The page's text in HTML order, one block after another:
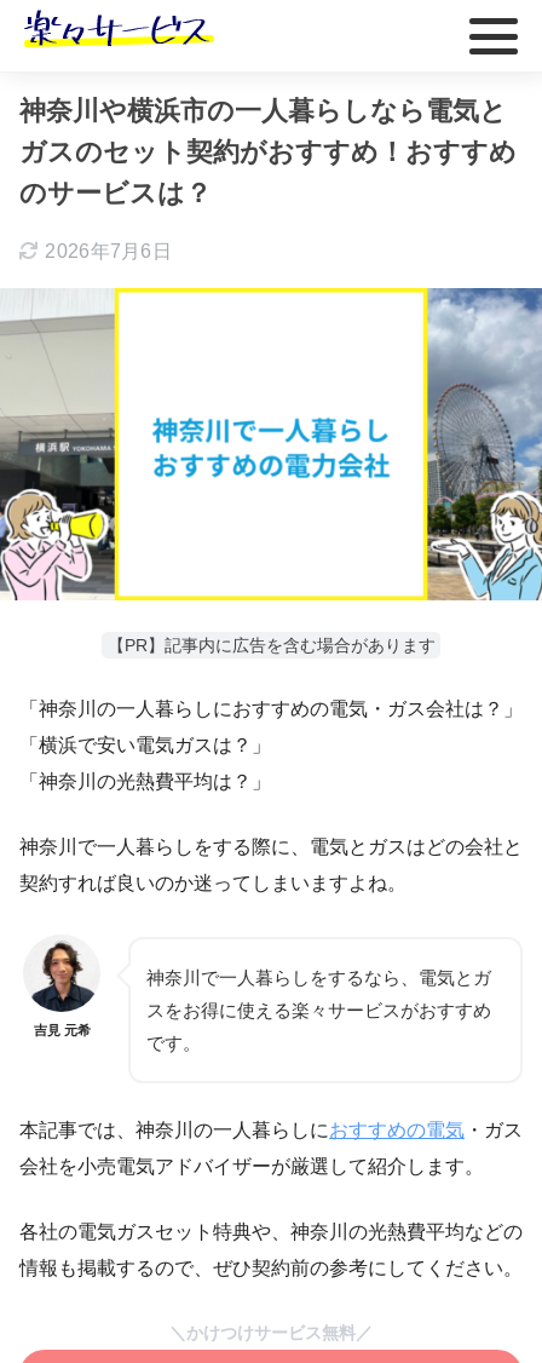
ホーム おすすめ
神奈川や横浜市の一人暮らしなら電気と
ガスのセット契約がおすすめ！おすすめ
のサービスは？
2026年7月6日
【PR】記事内に広告を含む場合があります
「神奈川の一人暮らしにおすすめの電気・ガス会社は？」
「横浜で安い電気ガスは？」
「神奈川の光熱費平均は？」
神奈川で一人暮らしをする際に、電気とガスはどの会社と
契約すれば良いのか迷ってしまいますよね。
吉見 元希
神奈川で一人暮らしをするなら、電気とガ
スをお得に使える楽々サービスがおすすめ
です。
本記事では、神奈川の一人暮らしにおすすめの電気 ・ガス
会社を小売電気アドバイザーが厳選して紹介します。
各社の電気ガスセット特典や、神奈川の光熱費平均などの
情報も掲載するので、ぜひ契約前の参考にしてください。
＼かけつけサービス無料／